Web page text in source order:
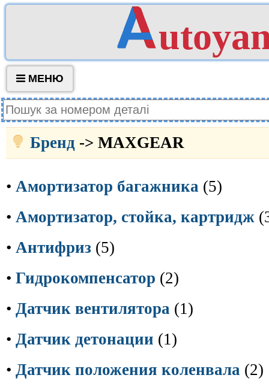
МЕНЮ
Бренд -> MAXGEAR
• Амортизатор багажника (5)
• Амортизатор, стойка, картридж
• Антифриз (5)
• Гидрокомпенсатор (2)
• Датчик вентилятора (1)
• Датчик детонации (1)
• Датчик положения коленвала (2)